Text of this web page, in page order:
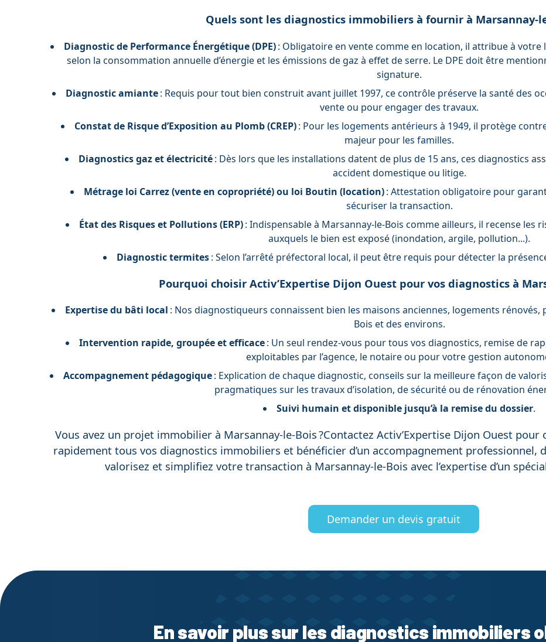
Quels sont les diagnostics immobiliers à fournir à Marsannay-
Diagnostic de Performance Énergétique (DPE): Obligatoire en vente comme en location, il attribue à votre
selon la consommation annuelle d’énergie et les émissions de gaz à effet de serre. Le DPE doit être
signature.
Diagnostic amiante: Requis pour tout bien construit avant juillet 1997, ce contrôle préserve la santé des
vente ou pour engager des travaux.
Constat de Risque d’Exposition au Plomb (CREP): Pour les logements antérieurs à 1949, il protège
majeur pour les familles.
Diagnostics gaz et électricité: Dès lors que les installations datent de plus de 15 ans, ces diagnostics
accident domestique ou litige.
Métrage loi Carrez (vente en copropriété) ou loi Boutin (location): Attestation obligatoire pour
sécuriser la transaction.
État des Risques et Pollutions (ERP): Indispensable à Marsannay-le-Bois comme ailleurs, il recense les
auxquels le bien est exposé (inondation, argile, pollution...).
Diagnostic termites: Selon l’arrêté préfectoral local, il peut être requis pour détecter la
Pourquoi choisir Activ’Expertise Dijon Ouest pour vos diagnostics à
Expertise du bâti local : Nos diagnostiqueurs connaissent bien les maisons anciennes, logements
Bois et des environs.
Intervention rapide, groupée et efficace: Un seul rendez-vous pour tous vos diagnostics, remise de
exploitables par l’agence, le notaire ou pour votre gestion
Accompagnement pédagogique: Explication de chaque diagnostic, conseils sur la meilleure façon de
pragmatiques sur les travaux d’isolation, de sécurité ou de rénovation
Suivi humain et disponible jusqu’à la remise du dossier.
Vous avez un projet immobilier à Marsannay-le-Bois ?Contactez Activ’Expertise Dijon Ouest
rapidement tous vos diagnostics immobiliers et bénéficier d’un accompagnement professionnel,
valorisez et simplifiez votre transaction à Marsannay-le-Bois avec l’expertise d’un
Demander un devis gratuit
En savoir plus sur les diagnostics immobiliers